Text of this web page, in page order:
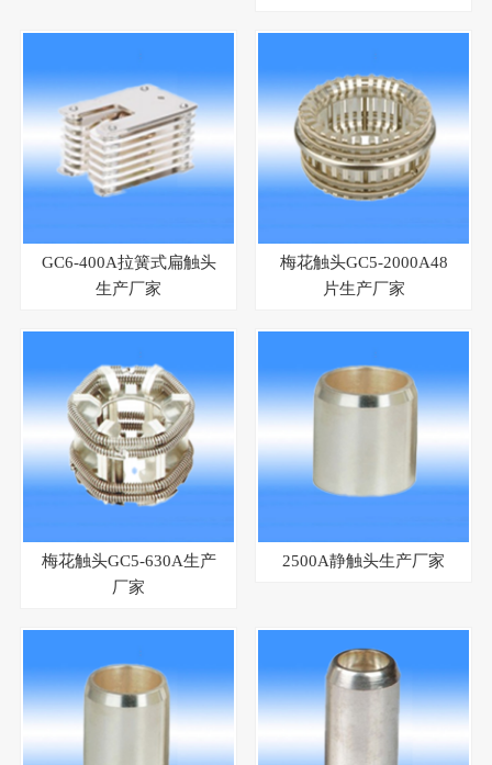
GC6-400A拉簧式扁触头
生产厂家
梅花触头GC5-2000A48
片生产厂家
梅花触头GC5-630A生产
厂家
2500A静触头生产厂家